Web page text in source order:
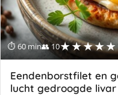
⏱ 60 min👥 10★★★★★
Eendenborstfilet en
lucht gedroogde